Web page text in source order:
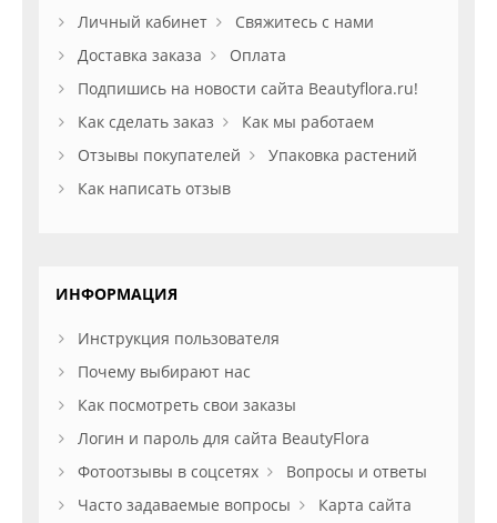
Личный кабинет
Свяжитесь с нами
Доставка заказа
Оплата
Подпишись на новости сайта Beautyflora.ru!
Как сделать заказ
Как мы работаем
Отзывы покупателей
Упаковка растений
Как написать отзыв
ИНФОРМАЦИЯ
Инструкция пользователя
Почему выбирают нас
Как посмотреть свои заказы
Логин и пароль для сайта BeautyFlora
Фотоотзывы в соцсетях
Вопросы и ответы
Часто задаваемые вопросы
Карта сайта